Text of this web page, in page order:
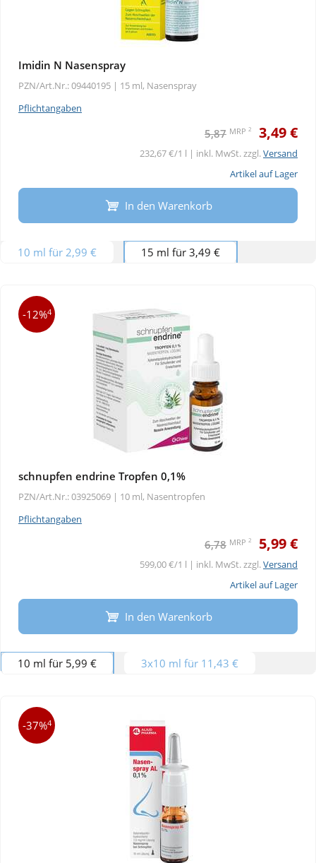
Imidin N Nasenspray
PZN/Art.Nr.: 09440195 | 15 ml, Nasenspray
Pflichtangaben
5,87 MRP 2 3,49 €
232,67 €/1 l | inkl. MwSt. zzgl.Versand
Artikel auf Lager
In den Warenkorb
10 ml für 2,99 € 15 ml für 3,49 €
-12%4
schnupfen endrine Tropfen 0,1%
PZN/Art.Nr.: 03925069 | 10 ml, Nasentropfen
Pflichtangaben
6,78 MRP 2 5,99 €
599,00 €/1 l | inkl. MwSt. zzgl.Versand
Artikel auf Lager
In den Warenkorb
10 ml für 5,99 € 3x10 ml für 11,43 €
-37%4